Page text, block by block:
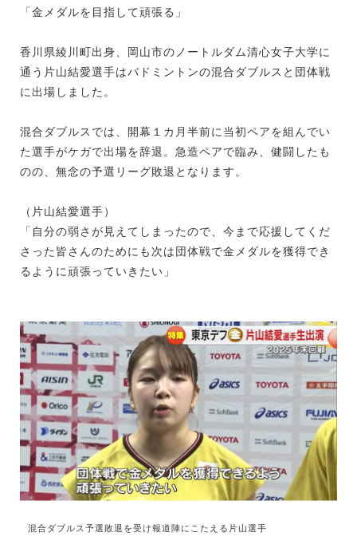
「金メダルを目指して頑張る」
香川県綾川町出身、岡山市のノートルダム清心女子大学に
通う片山結愛選手はバドミントンの混合ダブルスと団体戦
に出場しました。
混合ダブルスでは、開幕１カ月半前に当初ペアを組んでい
た選手がケガで出場を辞退。急造ペアで臨み、健闘したも
のの、無念の予選リーグ敗退となります。
（片山結愛選手）
「自分の弱さが見えてしまったので、今まで応援してくだ
さった皆さんのためにも次は団体戦で金メダルを獲得でき
るように頑張っていきたい」
混合ダブルス予選敗退を受け報道陣にこたえる片山選手